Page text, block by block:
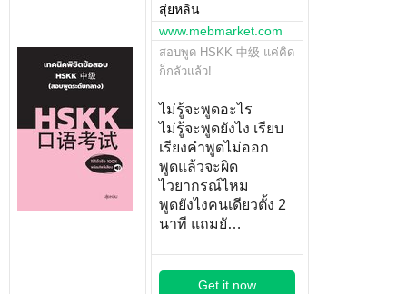
สุ่ยหลิน
www.mebmarket.com
สอบพูด HSKK 中级 แค่คิด
ก็กลัวแล้ว!
ไม่รู้จะพูดอะไร
ไม่รู้จะพูดยังไง เรียบ
เรียงคำพูดไม่ออก
พูดแล้วจะผิด
ไวยากรณ์ไหม
พูดยังไงคนเดียวตั้ง 2
นาที แถมยั…
Get it now